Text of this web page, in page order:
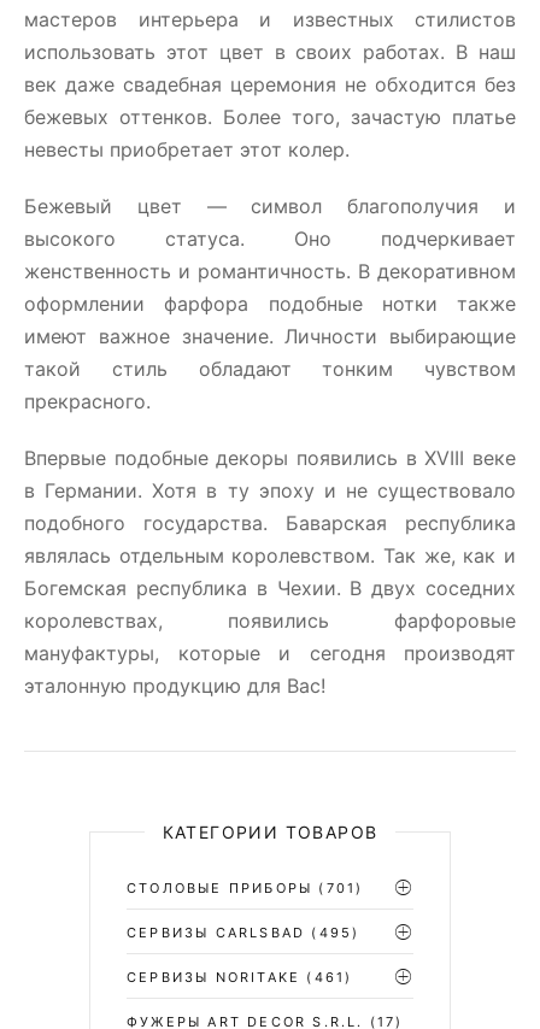
мастеров интерьера и известных стилистов
использовать этот цвет в своих работах. В наш
век даже свадебная церемония не обходится без
бежевых оттенков. Более того, зачастую платье
невесты приобретает этот колер.
Бежевый цвет — символ благополучия и
высокого статуса. Оно подчеркивает
женственность и романтичность. В декоративном
оформлении фарфора подобные нотки также
имеют важное значение. Личности выбирающие
такой стиль обладают тонким чувством
прекрасного.
Впервые подобные декоры появились в XVIII веке
в Германии. Хотя в ту эпоху и не существовало
подобного государства. Баварская республика
являлась отдельным королевством. Так же, как и
Богемская республика в Чехии. В двух соседних
королевствах, появились фарфоровые
мануфактуры, которые и сегодня производят
эталонную продукцию для Вас!
КАТЕГОРИИ ТОВАРОВ
СТОЛОВЫЕ ПРИБОРЫ (701)
CЕРВИЗЫ CARLSBAD (495)
СЕРВИЗЫ NORITAKE (461)
ФУЖЕРЫ ART DECOR S.R.L. (17)